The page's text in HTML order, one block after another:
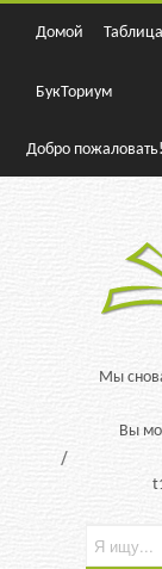
Домой
БукТориум
Добро
Мы
Вы